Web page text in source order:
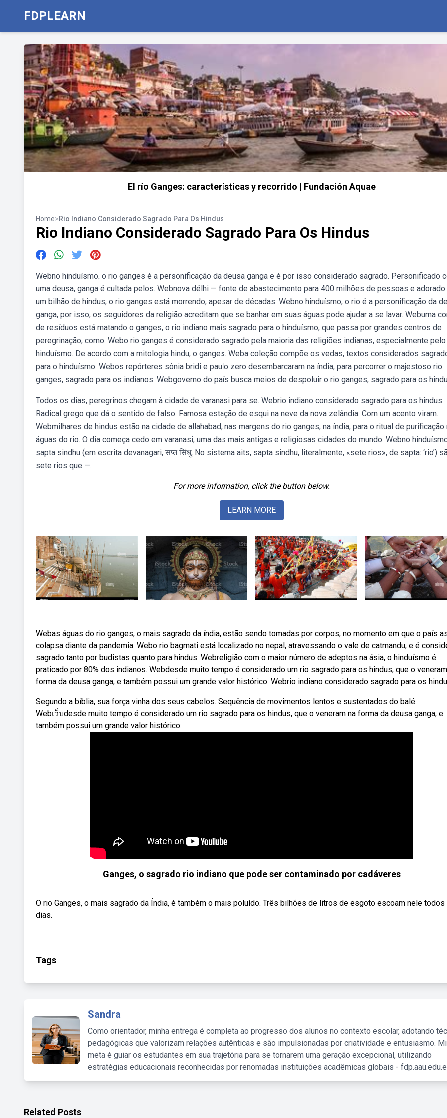
FDPLEARN
El río Ganges: características y recorrido | Fundación Aquae
Home>Rio Indiano Considerado Sagrado Para Os Hindus
Rio Indiano Considerado Sagrado Para Os Hindus
Webno hinduísmo, o rio ganges é a personificação da deusa ganga e é por isso considerado sagrado. Personificado
uma deusa, ganga é cultada pelos. Webnova délhi — fonte de abastecimento para 400 milhões de pessoas e adorado
um bilhão de hindus, o rio ganges está morrendo, apesar de décadas. Webno hinduísmo, o rio é a personificação da
ganga, por isso, os seguidores da religião acreditam que se banhar em suas águas pode ajudar a se lavar. Webuma
de resíduos está matando o ganges, o rio indiano mais sagrado para o hinduísmo, que passa por grandes centros de
peregrinação, como. Webo rio ganges é considerado sagrado pela maioria das religiões indianas, especialmente pelo
hinduísmo. De acordo com a mitologia hindu, o ganges. Weba coleção compõe os vedas, textos considerados
para o hinduísmo. Webos repórteres sônia bridi e paulo zero desembarcaram na índia, para percorrer o majestoso rio
ganges, sagrado para os indianos. Webgoverno do país busca meios de despoluir o rio ganges, sagrado para os
Todos os dias, peregrinos chegam à cidade de varanasi para se. Webrio indiano considerado sagrado para os hindus.
Radical grego que dá o sentido de falso. Famosa estação de esqui na neve da nova zelândia. Com um acento viram.
Webmilhares de hindus estão na cidade de allahabad, nas margens do rio ganges, na índia, para o ritual de purificação
águas do rio. O dia começa cedo em varanasi, uma das mais antigas e religiosas cidades do mundo. Webno
sapta sindhu (em escrita devanagari, सप्त सिंधु; No sistema aits, sapta sindhu, literalmente, «sete rios», de sapta: ‘rio’)
sete rios que —.
For more information, click the button below.
LEARN MORE
Webas águas do rio ganges, o mais sagrado da índia, estão sendo tomadas por corpos, no momento em que o país
colapsa diante da pandemia. Webo rio bagmati está localizado no nepal, atravessando o vale de catmandu, e é
sagrado tanto por budistas quanto para hindus. Webreligião com o maior número de adeptos na ásia, o hinduísmo é
praticado por 80% dos indianos. Webdesde muito tempo é considerado um rio sagrado para os hindus, que o
forma da deusa ganga, e também possui um grande valor histórico: Webrio indiano considerado sagrado para os
Segundo a bíblia, sua força vinha dos seus cabelos. Sequência de movimentos lentos e sustentados do balé.
Webเว็บdesde muito tempo é considerado um rio sagrado para os hindus, que o veneram na forma da deusa ganga, e
também possui um grande valor histórico:
Ganges, o sagrado rio indiano que pode ser contaminado por cadáveres
O rio Ganges, o mais sagrado da Índia, é também o mais poluído. Três bilhões de litros de esgoto escoam nele todos
dias.
Tags
Sandra
Como orientador, minha entrega é completa ao progresso dos alunos no contexto escolar, adotando
pedagógicas que valorizam relações autênticas e são impulsionadas por criatividade e entusiasmo.
meta é guiar os estudantes em sua trajetória para se tornarem uma geração excepcional, utilizando
estratégias educacionais reconhecidas por renomadas instituições acadêmicas globais -
Related Posts